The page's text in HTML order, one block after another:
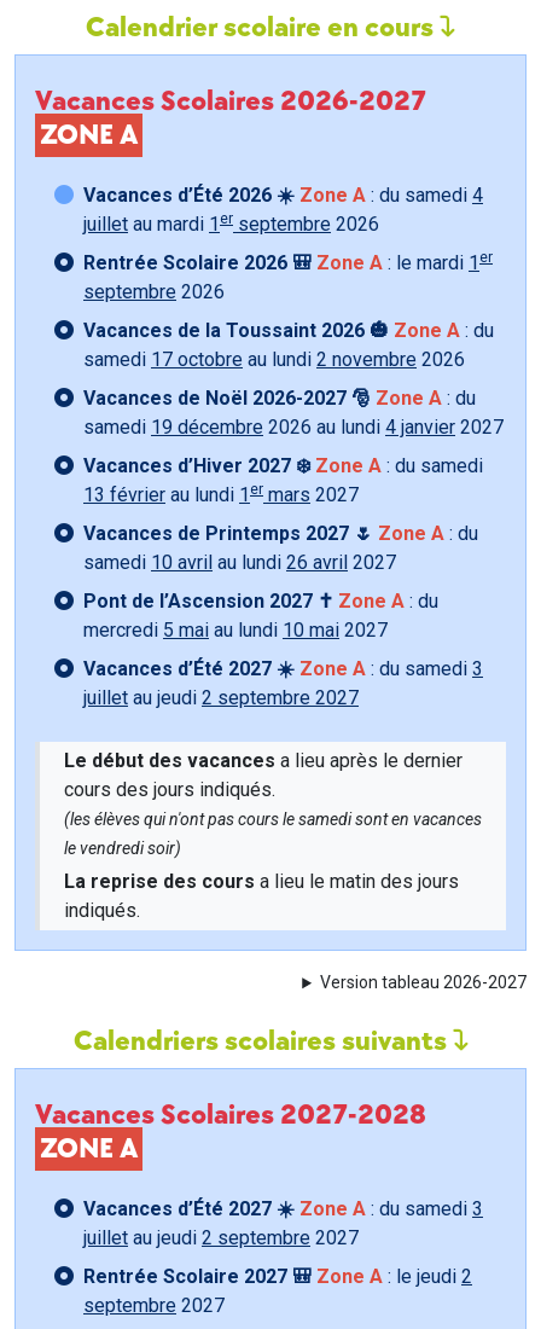
Calendrier scolaire en cours
Vacances Scolaires 2026-2027
ZONE A
Vacances d’Été 2026 ☀️ Zone A : du samedi 4
juillet au mardi 1 er septembre 2026
Rentrée Scolaire 2026 🎒 Zone A : le mardi 1 er
septembre 2026
Vacances de la Toussaint 2026 🎃 Zone A : du
samedi 17 octobre au lundi 2 novembre 2026
Vacances de Noël 2026-2027 🎅 Zone A : du
samedi 19 décembre 2026 au lundi 4 janvier 2027
Vacances d’Hiver 2027 ❄️ Zone A : du samedi
13 février au lundi 1 er mars 2027
Vacances de Printemps 2027 🌷 Zone A : du
samedi 10 avril au lundi 26 avril 2027
Pont de l’Ascension 2027 ✝️ Zone A : du
mercredi 5 mai au lundi 10 mai 2027
Vacances d’Été 2027 ☀️ Zone A : du samedi 3
juillet au jeudi 2 septembre 2027
Le début des vacances a lieu après le dernier
cours des jours indiqués.
(les élèves qui n'ont pas cours le samedi sont en vacances
le vendredi soir)
La reprise des cours a lieu le matin des jours
indiqués.
Version tableau 2026-2027
Calendriers scolaires suivants
Vacances Scolaires 2027-2028
ZONE A
Vacances d’Été 2027 ☀️ Zone A : du samedi 3
juillet au jeudi 2 septembre 2027
Rentrée Scolaire 2027 🎒 Zone A : le jeudi 2
septembre 2027